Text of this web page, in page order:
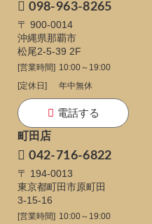
098-963-8265
〒 900-0014
沖縄県那覇市
松尾2-5-39 2F
[営業時間] 10:00～19:00
[定休日]
年中無休
電話する
町田店
042-716-6822
〒 194-0013
東京都町田市原町田
3-15-16
[営業時間] 10:00～19:00